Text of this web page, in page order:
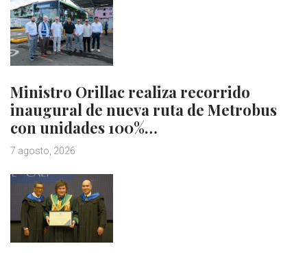
Ministro Orillac realiza recorrido
inaugural de nueva ruta de Metrobus
con unidades 100%…
7 agosto, 2026